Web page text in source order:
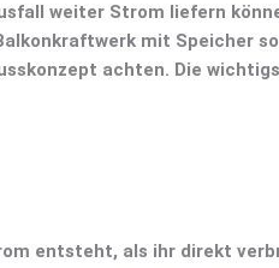
weiter Strom liefern
mit Speicher
achten. Die
entsteht, als ihr direkt